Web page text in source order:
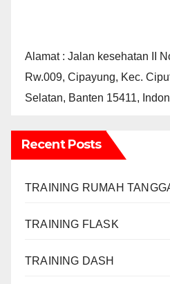
Alamat : Jalan kesehatan II
Rw.009, Cipayung, Kec.
Selatan, Banten 15411,
Recent Posts
TRAINING RUMAH
TRAINING FLASK
TRAINING DASH